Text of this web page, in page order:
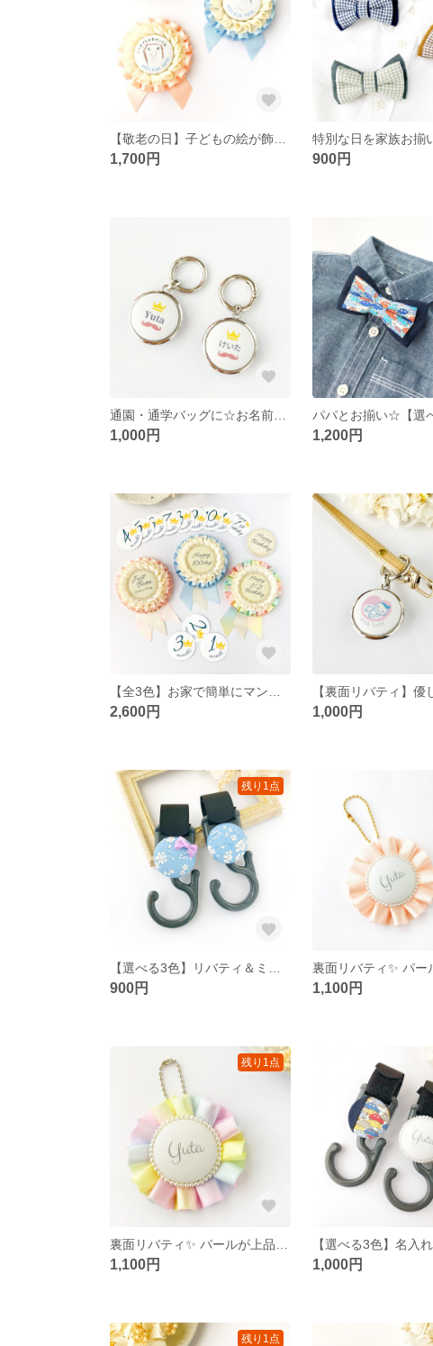
1,700円 900円
1,000円 1,200円
2,600円 1,000円
残り1点
900円 1,100円
残り1点
1,100円 1,000円
残り1点